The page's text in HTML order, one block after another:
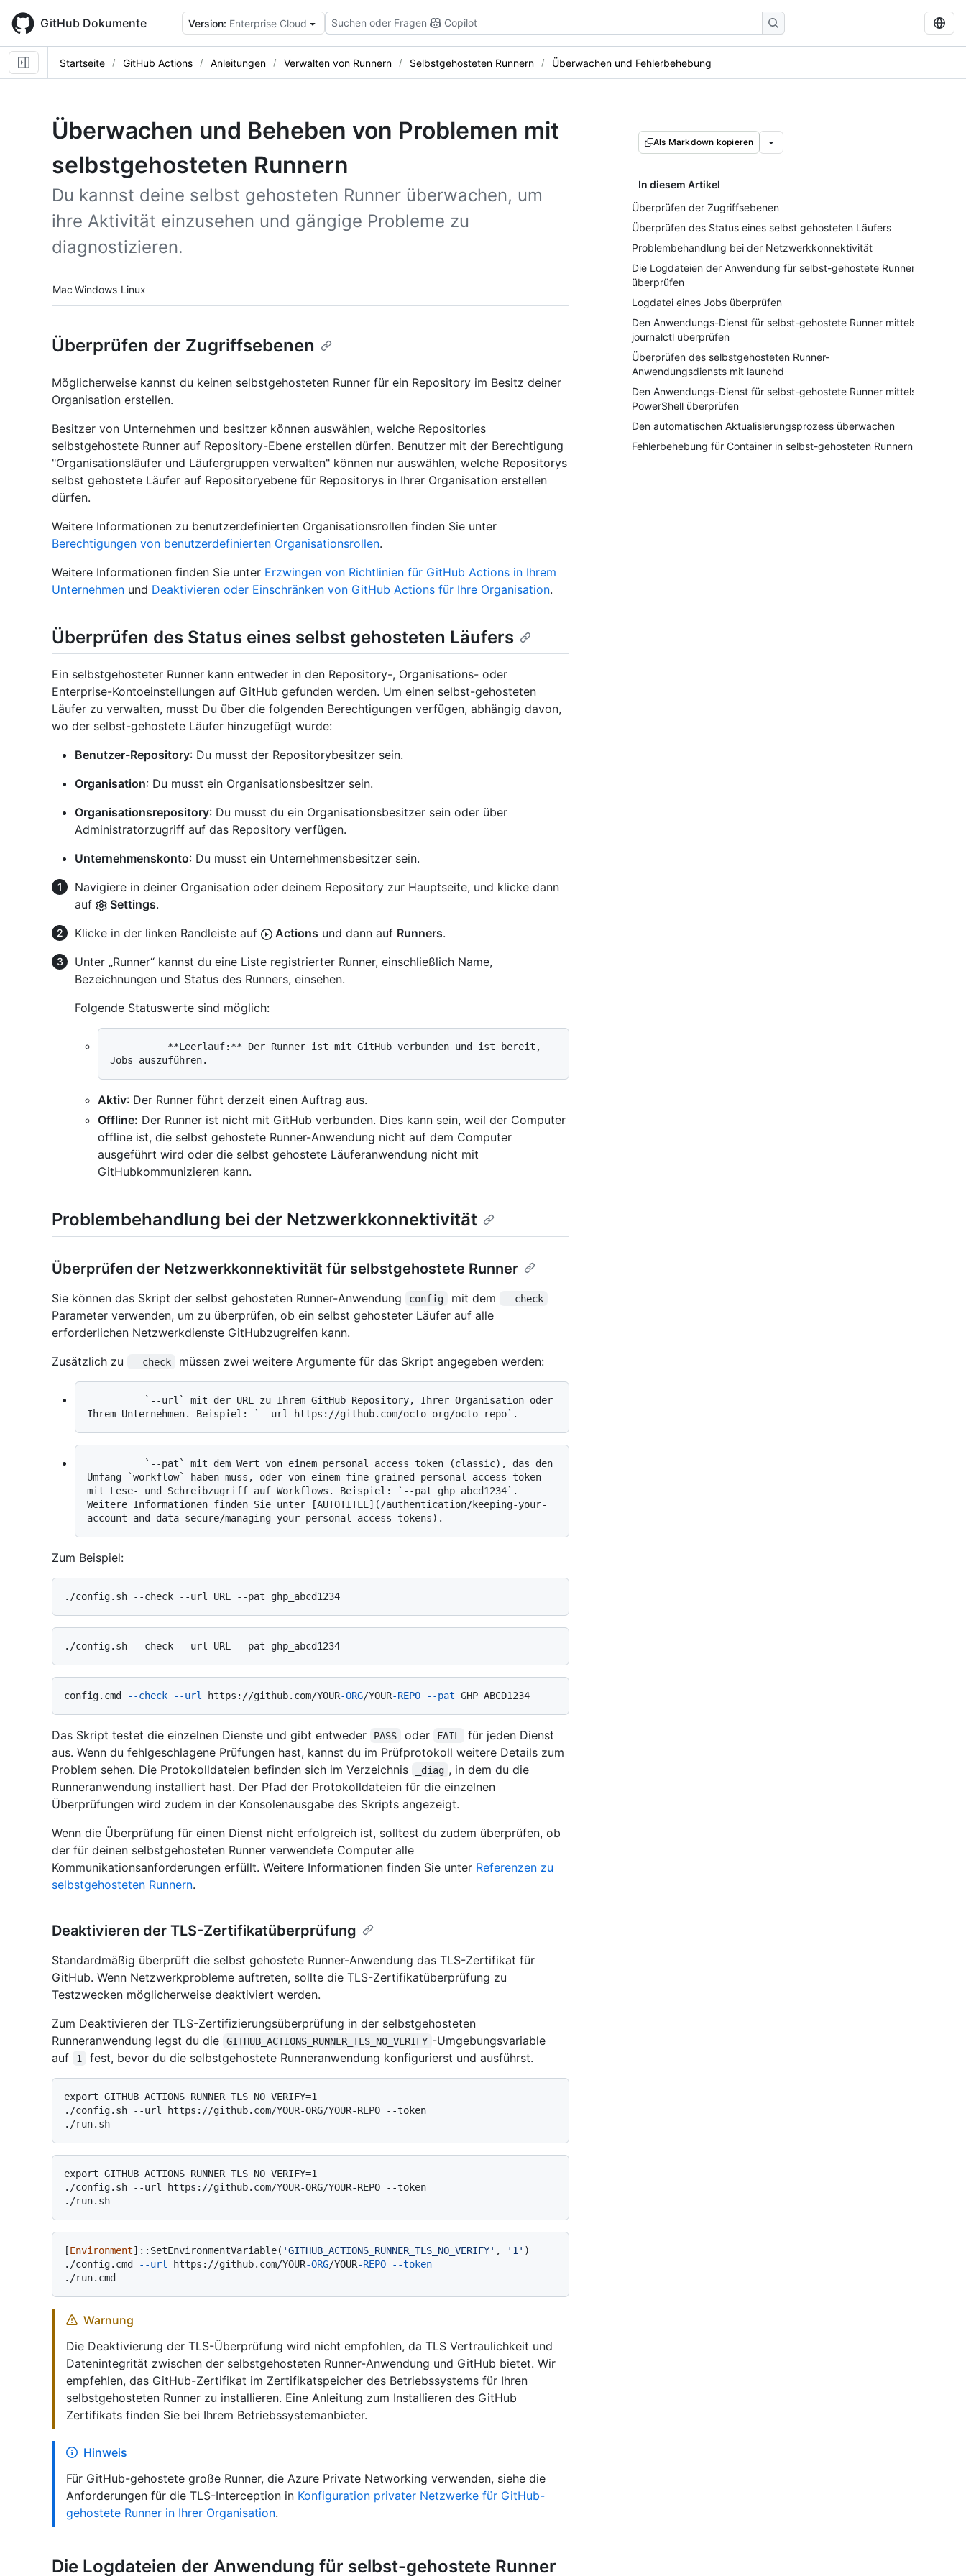
main
content
GitHub Dokumente Version: Enterprise Cloud Suchen oder Fragen Copilot
Startseite GitHub Actions Anleitungen Verwalten von Runnern Selbstgehosteten Runnern Überwachen und Fehlerbehebung
Überwachen und Beheben von Problemen mit
selbstgehosteten Runnern
Du kannst deine selbst gehosteten Runner überwachen, um
ihre Aktivität einzusehen und gängige Probleme zu
diagnostizieren.
Platform navigation
Mac Windows Linux
Als Markdown kopieren
In diesem Artikel
Überprüfen der Zugriffsebenen
Überprüfen des Status eines selbst gehosteten Läufers
Problembehandlung bei der Netzwerkkonnektivität
Die Logdateien der Anwendung für selbst-gehostete Runner
überprüfen
Logdatei eines Jobs überprüfen
Den Anwendungs-Dienst für selbst-gehostete Runner mittels
journalctl überprüfen
Überprüfen des selbstgehosteten Runner-
Anwendungsdiensts mit launchd
Den Anwendungs-Dienst für selbst-gehostete Runner mittels
PowerShell überprüfen
Den automatischen Aktualisierungsprozess überwachen
Fehlerbehebung für Container in selbst-gehosteten Runnern
Überprüfen der Zugriffsebenen
Möglicherweise kannst du keinen selbstgehosteten Runner für ein Repository im Besitz deiner
Organisation erstellen.
Besitzer von Unternehmen und besitzer können auswählen, welche Repositories
selbstgehostete Runner auf Repository-Ebene erstellen dürfen. Benutzer mit der Berechtigung
"Organisationsläufer und Läufergruppen verwalten" können nur auswählen, welche Repositorys
selbst gehostete Läufer auf Repositoryebene für Repositorys in Ihrer Organisation erstellen
dürfen.
Weitere Informationen zu benutzerdefinierten Organisationsrollen finden Sie unter
Berechtigungen von benutzerdefinierten Organisationsrollen.
Weitere Informationen finden Sie unter Erzwingen von Richtlinien für GitHub Actions in Ihrem
Unternehmen und Deaktivieren oder Einschränken von GitHub Actions für Ihre Organisation.
Überprüfen des Status eines selbst gehosteten Läufers
Ein selbstgehosteter Runner kann entweder in den Repository-, Organisations- oder
Enterprise-Kontoeinstellungen auf GitHub gefunden werden. Um einen selbst-gehosteten
Läufer zu verwalten, musst Du über die folgenden Berechtigungen verfügen, abhängig davon,
wo der selbst-gehostete Läufer hinzugefügt wurde:
Benutzer-Repository: Du musst der Repositorybesitzer sein.
Organisation: Du musst ein Organisationsbesitzer sein.
Organisationsrepository: Du musst du ein Organisationsbesitzer sein oder über
Administratorzugriff auf das Repository verfügen.
Unternehmenskonto: Du musst ein Unternehmensbesitzer sein.
Navigiere in deiner Organisation oder deinem Repository zur Hauptseite, und klicke dann
auf
Settings.
Klicke in der linken Randleiste auf
Actions und dann auf Runners.
Unter „Runner“ kannst du eine Liste registrierter Runner, einschließlich Name,
Bezeichnungen und Status des Runners, einsehen.
Folgende Statuswerte sind möglich:
Aktiv: Der Runner führt derzeit einen Auftrag aus.
Offline: Der Runner ist nicht mit GitHub verbunden. Dies kann sein, weil der Computer
offline ist, die selbst gehostete Runner-Anwendung nicht auf dem Computer
ausgeführt wird oder die selbst gehostete Läuferanwendung nicht mit
GitHubkommunizieren kann.
Problembehandlung bei der Netzwerkkonnektivität
Überprüfen der Netzwerkkonnektivität für selbstgehostete Runner
Sie können das Skript der selbst gehosteten Runner-Anwendung config mit dem --check
Parameter verwenden, um zu überprüfen, ob ein selbst gehosteter Läufer auf alle
erforderlichen Netzwerkdienste GitHubzugreifen kann.
Zusätzlich zu
--check müssen zwei weitere Argumente für das Skript angegeben werden:
Umfang `workflow` haben muss, oder von einem fine-grained personal access token
mit Lese- und Schreibzugriff auf Workflows. Beispiel: `--pat ghp_abcd1234`.
Weitere Informationen finden Sie unter [AUTOTITLE](/authentication/keeping-your-
Zum Beispiel:
config.cmd --check --url https://github.com/YOUR-ORG/YOUR-REPO --pat
Das Skript testet die einzelnen Dienste und gibt entweder PASS oder FAIL
für jeden Dienst
aus. Wenn du fehlgeschlagene Prüfungen hast, kannst du im Prüfprotokoll weitere Details zum
Problem sehen. Die Protokolldateien befinden sich im Verzeichnis
_diag , in dem du die
Runneranwendung installiert hast. Der Pfad der Protokolldateien für die einzelnen
Überprüfungen wird zudem in der Konsolenausgabe des Skripts angezeigt.
Wenn die Überprüfung für einen Dienst nicht erfolgreich ist, solltest du zudem überprüfen, ob
der für deinen selbstgehosteten Runner verwendete Computer alle
Kommunikationsanforderungen erfüllt. Weitere Informationen finden Sie unter Referenzen zu
selbstgehosteten Runnern.
Deaktivieren der TLS-Zertifikatüberprüfung
Standardmäßig überprüft die selbst gehostete Runner-Anwendung das TLS-Zertifikat für
GitHub. Wenn Netzwerkprobleme auftreten, sollte die TLS-Zertifikatüberprüfung zu
Testzwecken möglicherweise deaktiviert werden.
Zum Deaktivieren der TLS-Zertifizierungsüberprüfung in der selbstgehosteten
Runneranwendung legst du die
GITHUB_ACTIONS_RUNNER_TLS_NO_VERIFY -Umgebungsvariable
auf
1 fest, bevor du die selbstgehostete Runneranwendung konfigurierst und ausführst.
export GITHUB_ACTIONS_RUNNER_TLS_NO_VERIFY=1
./config.sh --url https://github.com/YOUR-ORG/YOUR-REPO --token
export GITHUB_ACTIONS_RUNNER_TLS_NO_VERIFY=1
./config.sh --url https://github.com/YOUR-ORG/YOUR-REPO --token
[Environment]::SetEnvironmentVariable( 'GITHUB_ACTIONS_RUNNER_TLS_NO_VERIFY' , '1' )
./config.cmd
--url https://github.com/YOUR-ORG/YOUR-REPO
--token
Warnung
Die Deaktivierung der TLS-Überprüfung wird nicht empfohlen, da TLS Vertraulichkeit und
Datenintegrität zwischen der selbstgehosteten Runner-Anwendung und GitHub bietet. Wir
empfehlen, das GitHub-Zertifikat im Zertifikatspeicher des Betriebssystems für Ihren
selbstgehosteten Runner zu installieren. Eine Anleitung zum Installieren des GitHub
Zertifikats finden Sie bei Ihrem Betriebssystemanbieter.
Hinweis
Für GitHub-gehostete große Runner, die Azure Private Networking verwenden, siehe die
Anforderungen für die TLS-Interception in Konfiguration privater Netzwerke für GitHub-
gehostete Runner in Ihrer Organisation.
Die Logdateien der Anwendung für selbst-gehostete Runner